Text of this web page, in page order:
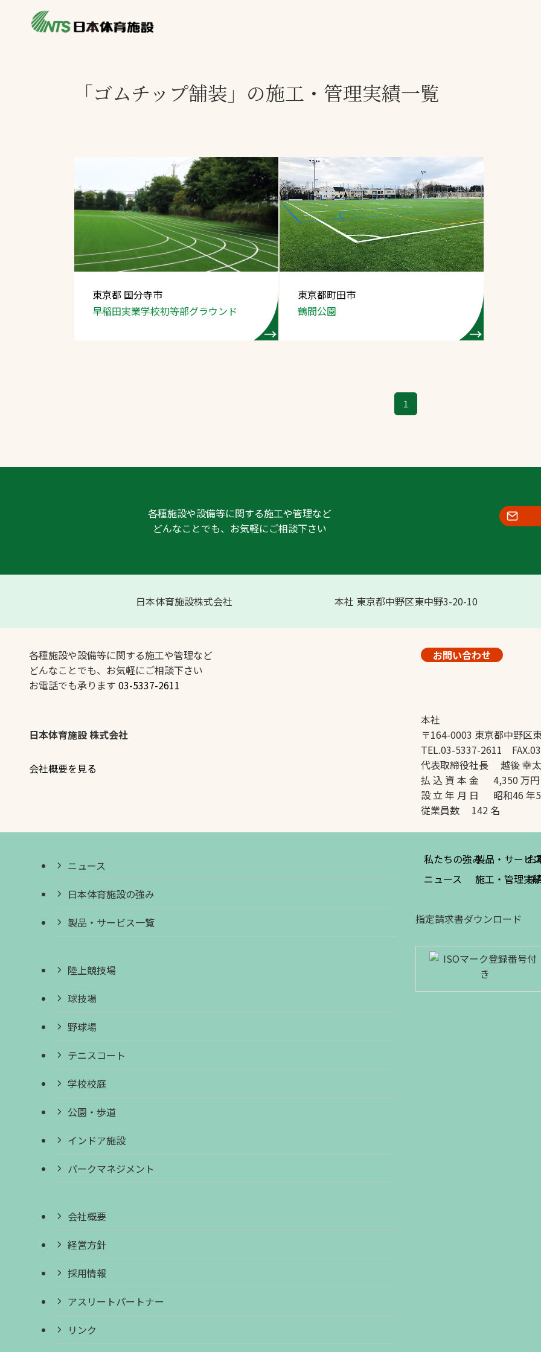
ニュース
製品別カテゴリー
熱中症対策ミスト
投てき実施可能な人
工芝
環境対応ウレタン
技術別カテゴリー
人工芝舗装
クレイ（土）舗装
防球設備
施設管理
パークマネジメント
生）
ぬかるみ・凍結対
飛散・流出防止対
施工・管理実績一
「ゴムチップ舗装」の施工・管理実績一覧
東京都 国分寺市
早稲田実業学校初等部グラウンド
東京都町田市
鶴間公園
1
各種施設や設備等に関する施工や管理など
どんなことでも、お気軽にご相談下さい
日本体育施設株式会社 本社 東京都中野区東中野3-20-10
各種施設や設備等に関する施工や管理など
どんなことでも、お気軽にご相談下さい
お電話でも承ります 03-5337-2611
お問い合わせ
日本体育施設 株式会社
会社概要を見る
本社
〒164-0003 東京都中野区
TEL.03-5337-2611
代表取締役社長 越後 幸
払 込 資 本 金 4,350 万円
設 立 年 月 日 昭和46 年
従業員数 142 名
ニュース
日本体育施設の強み
製品・サービス一覧
陸上競技場
球技場
野球場
テニスコート
学校校庭
公園・歩道
インドア施設
パークマネジメント
会社概要
経営方針
採用情報
アスリートパートナー
リンク
私たちの強み
ニュース
製品・サービ
施工・管理実
お
採
指定請求書ダウンロード